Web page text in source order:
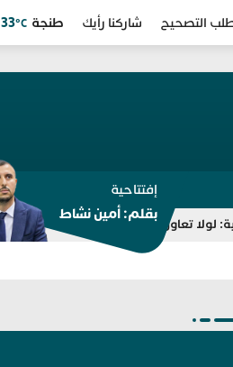
التصحيح شاركنا رأيك طنجة 33 °C
لتعذّر احتواء أزمة الهجرة في سبتة
إفتتاحية
بقلم: أمين نشاط